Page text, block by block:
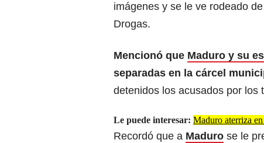
imágenes y se le ve rodeado
Drogas.
Mencionó que Maduro y su
separadas en la cárcel
detenidos los acusados por los
Le puede interesar: Maduro aterriza
Recordó que a Maduro se le